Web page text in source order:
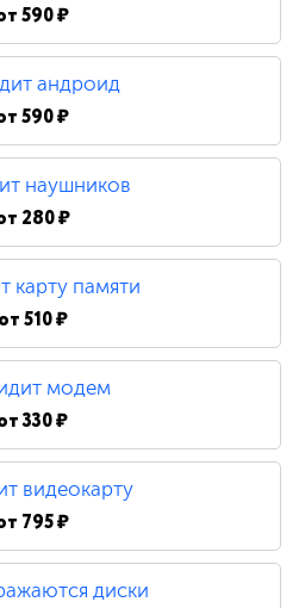
590 ₽
андроид
590 ₽
наушников
280 ₽
карту памяти
от510 ₽
модем
330 ₽
видеокарту
795 ₽
диски